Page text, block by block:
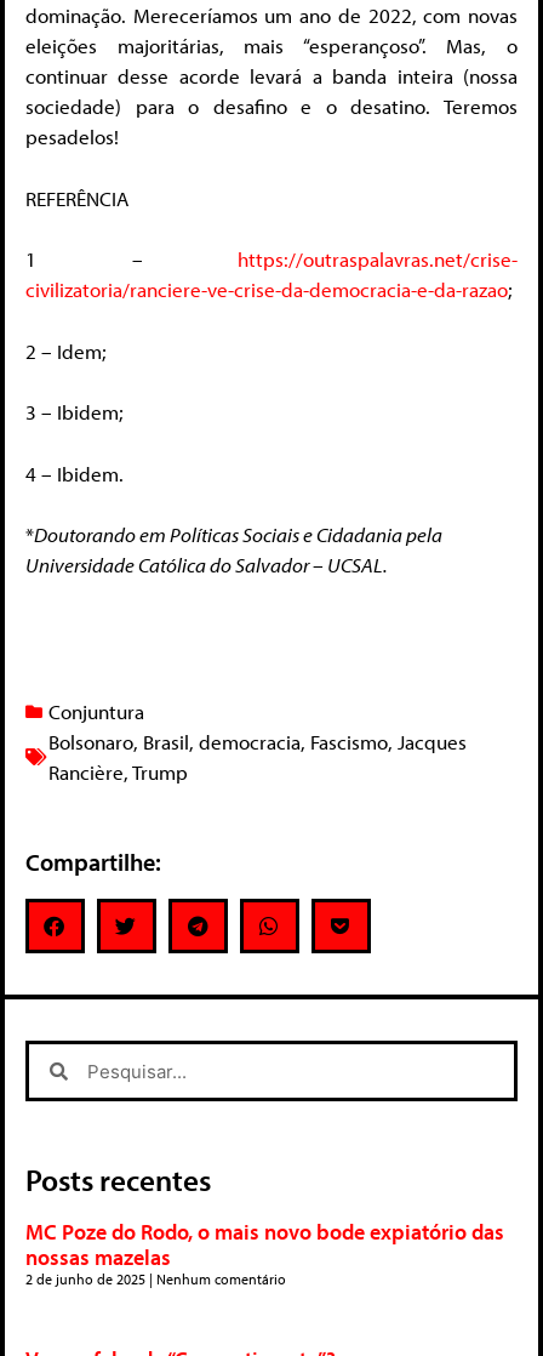
dominação. Mereceríamos um ano de 2022, com novas
eleições majoritárias, mais “esperançoso”. Mas, o
continuar desse acorde levará a banda inteira (nossa
sociedade) para o desafino e o desatino. Teremos
pesadelos!
REFERÊNCIA
1 – https://outraspalavras.net/crise-
civilizatoria/ranciere-ve-crise-da-democracia-e-da-razao;
2 – Idem;
3 – Ibidem;
4 – Ibidem.
*Doutorando em Políticas Sociais e Cidadania pela
Universidade Católica do Salvador – UCSAL.
Conjuntura
Bolsonaro, Brasil, democracia, Fascismo, Jacques
Rancière,Trump
Compartilhe:
Posts recentes
MC Poze do Rodo, o mais novo bode expiatório das
nossas mazelas
2 de junho de 2025 Nenhum comentário